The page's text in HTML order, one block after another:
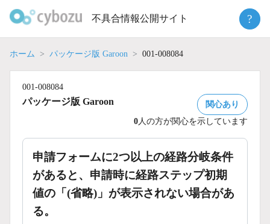
不具合情報公開サイト ?
ホーム パッケージ版 Garoon 001-008084
001-008084
パッケージ版 Garoon
関心あり
0 人の方が関心を示しています
申請フォームに2つ以上の経路分岐条件
があると、申請時に経路ステップ初期
値の「(省略)」が表示されない場合があ
る。